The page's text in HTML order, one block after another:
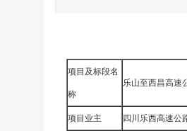
项目及标段名
称
乐山至西昌高速
项目业主 四川乐西高速公